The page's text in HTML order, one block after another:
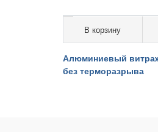
от 12 000 руб. за
В корзину
Алюминиевый
без терморазрыва